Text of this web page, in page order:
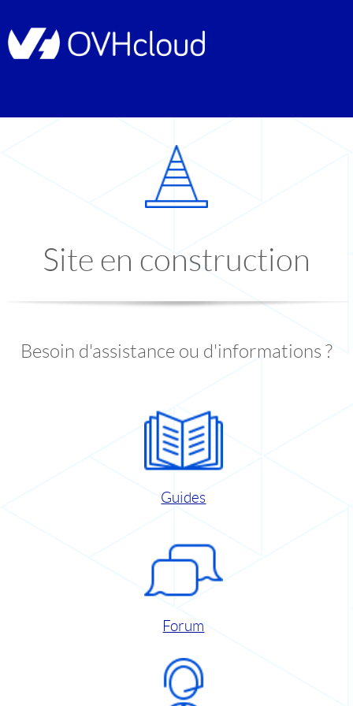
Site en construction
Besoin d'assistance ou d'informations ?
Guides
Forum